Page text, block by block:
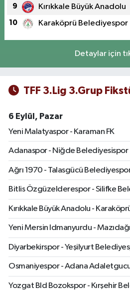
9 Kırıkkale Büyük Anadolu
10 Karaköprü Belediyespor
Detaylar için
TFF 3.Lig 3.Grup
6 Eylül, Pazar
Yeni Malatyaspor - Karaman FK
Adanaspor - Niğde Belediyesispor
Ağrı 1970 - Talasgücü
Bitlis Özgüzelderespor - Silifke
Kırıkkale Büyük Anadolu -
Yeni Mersin Idmanyurdu -
Diyarbekirspor - Yeşilyurt
Osmaniyespor - Adana
Yozgat Bld Bozokspor - Kırşehir